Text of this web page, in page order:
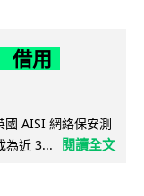
借用
AISI 網絡保安測
為近 3...
閱讀全文